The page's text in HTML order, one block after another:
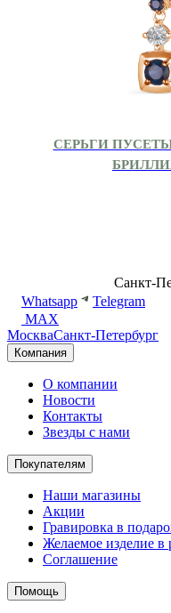
СЕРЬГИ
Санкт-
Whatsapp
Telegram
MAX
МоскваСанкт-Петербург
Компания
О компании
Новости
Контакты
Звезды с нами
Покупателям
Наши магазины
Акции
Гравировка в
Желаемое изделие в
Соглашение
Помощь